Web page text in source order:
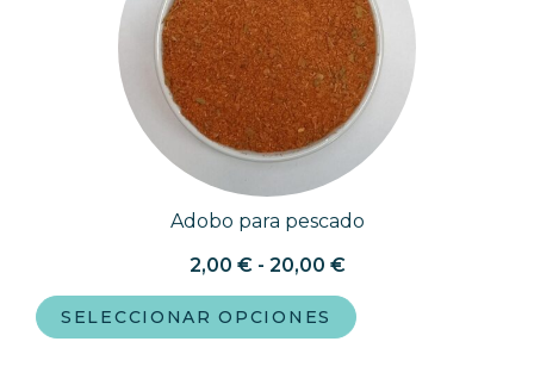
Adobo para pescado
2,00 € - 20,00 €
SELECCIONAR OPCIONES